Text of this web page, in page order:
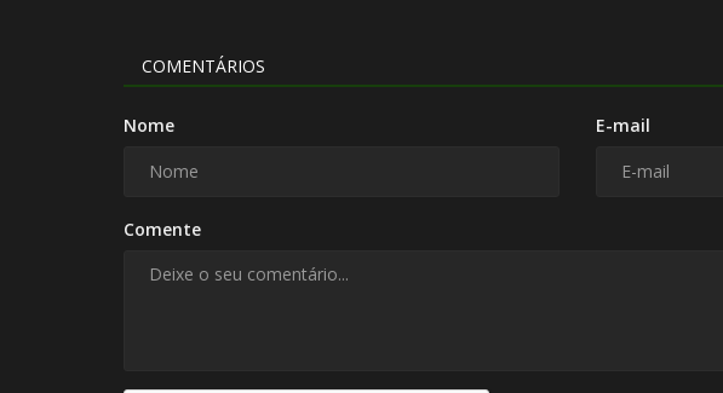
COMENTÁRIOS
Nome E-mail
Comente